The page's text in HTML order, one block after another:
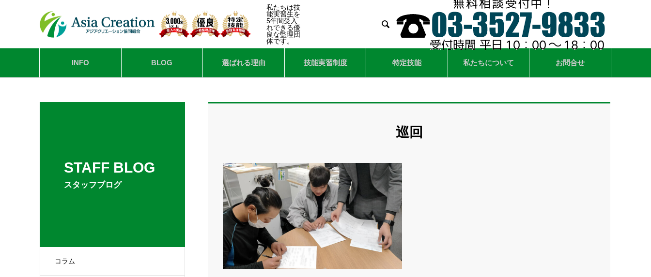
私たちは技
能実習生を
5年間受入
れできる優
良な監理団
体です。

INFO BLOG 選ばれる理由 技能実習制度 特定技能 私たちについて お問合せ
STAFF BLOG
スタッフブログ
コラム
巡回